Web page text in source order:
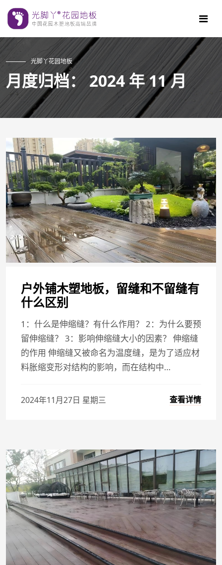
光脚丫花园地板
月度归档：2024 年 11 月
户外铺木塑地板，留缝和不留缝有
什么区别
1：什么是伸缩缝？有什么作用？ 2：为什么要预
留伸缩缝？ 3：影响伸缩缝大小的因素？ 伸缩缝
的作用 伸缩缝又被命名为温度缝，是为了适应材
料胀缩变形对结构的影响，而在结构中…
2024年11月27日 星期三 查看详情